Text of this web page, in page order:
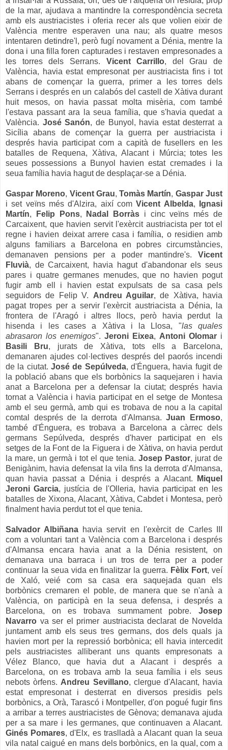
de la mar, ajudava a mantindre la correspondència secreta
amb els austriacistes i oferia recer als que volien eixir de
València mentre esperaven una nau; als quatre mesos
intentaren detindre'l, però fugí novament a Dénia, mentre la
dona i una filla foren capturades i restaven empresonades a
les torres dels Serrans.
Vicent Carrillo, del Grau de
València, havia estat empresonat per austriacista fins i tot
abans de començar la guerra, primer a les torres dels
Serrans i després en un calabós del castell de Xàtiva durant
huit mesos, on havia passat molta misèria, com també
l'estava passant ara la seua família, que s'havia quedat a
València. José Sanón, de Bunyol, havia estat desterrat a
Sicília abans de començar la guerra per austriacista i
després havia participat com a capità de fusellers en les
batalles de Requena, Xàtiva, Alacant i Múrcia; totes les
seues possessions a Bunyol havien estat cremades i
la
seua família havia hagut de desplaçar-se a Dénia.
Gaspar Moreno, Vicent Grau,Tomàs Martín, Gaspar Just
i set veïns més d'Alzira, així comVicent Albelda,
Ignasi
Martín, Felip Pons, Nadal Borràs i cinc veïns més de
Carcaixent, que havien servit l'exèrcit austriacista per tot el
regne i havien deixat arrere casa i família, o residien amb
alguns familiars a Barcelona en pobres circumstàncies,
demanaven pensions per a poder mantindre's. Vicent
Fluvià, de Carcaixent, havia hagut d'abandonar els seus
pares i quatre germanes menudes, que no havien pogut
fugir amb ell i havien estat expulsats de sa casa pels
seguidors de Felip V. Andreu Aguilar, de Xàtiva, havia
pagat tropes per a servir l'exèrcit austriacista a Dénia, la
frontera de l'Aragó i altres llocs, però havia perdut la
hisenda i les cases a Xàtiva i la Llosa, "las quales
abrasaron los enemigos". Jeroni Eixea, Antoni Olomar i
Basili Bru, jurats de Xàtiva, tots ells a Barcelona,
demanaren ajudes col·lectives després del paorós incendi
de la ciutat. José de Sepúlveda, d'Énguera, havia fugit de
la població abans que els borbònics la saquejaren i havia
anat a Barcelona per a defensar la ciutat; després havia
tornat a València i havia participat en el setge de Montesa
amb el seu germà, amb qui es trobava de nou a la capital
comtal després de la derrota d'Almansa.Juan Ermoso,
també d'Énguera, es trobava a Barcelona a càrrec dels
germans Sepúlveda, després d'haver participat en els
setges de la Font de la Figuera i de Xàtiva, on havia perdut
la mare, un germà i tot el que tenia. Josep Pastor, jurat de
Benigànim, havia defensat la vila fins la derrota d'Almansa,
quan havia passat a Dénia i després a Alacant.
Miquel
Jeroni Garcia, justícia de l'Olleria, havia participat en les
batalles de Xixona, Alacant, Xàtiva, Cabdet i Montesa, però
finalment havia perdut tot el que tenia.
Salvador Albiñana havia servit en l'exèrcit de Carles III
com a voluntari tant a València com a Barcelona i després
d'Almansa encara havia anat a la Dénia resistent, on
demanava una barraca i un tros de terra per a poder
continuar la seua vida en finalitzar la guerra. Fèlix Fort, veí
de Xaló, veié com sa casa era saquejada quan els
borbònics cremaren el poble, de manera que se n'anà a
València, on participà en la seua defensa, i després a
Barcelona, on es trobava summament pobre. Josep
Navarro va ser el primer austriacista declarat de Novelda
juntament amb els seus tres germans, dos dels quals ja
havien mort per la repressió borbònica; ell havia intercedit
pels austriacistes alliberant uns quants empresonats a
Vélez Blanco, que havia dut a Alacant i després a
Barcelona, on es trobava amb la seua família i els seus
nebots òrfens. Andreu Sevillano, clergue d'Alacant, havia
estatempresonat i desterrat en diversos presidis pels
borbònics, a Orà, Tarascó i Montpeller, d'on pogué fugir fins
a arribar a terres austriacistes de Gènova; demanava ajuda
per a sa mare i les germanes, que continuaven a Alacant.
Ginés Pomares, d'Elx, es traslladà a Alacant quan la seua
vila natalcaigué en mans dels borbònics, en la qual, com a